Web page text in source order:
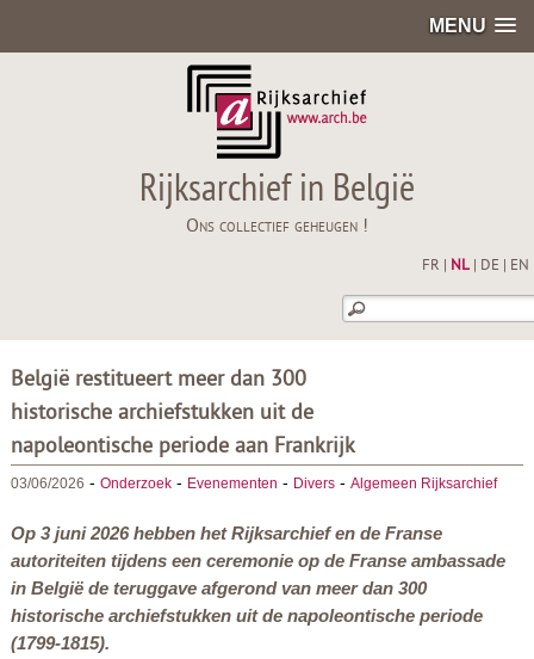
MENU
Rijksarchief in België
Ons collectief geheugen !
FR NL| DE EN
België restitueert meer dan 300
historische archiefstukken uit de
napoleontische periode aan Frankrijk
03/06/2026 - Onderzoek- Evenementen - Divers- Algemeen Rijksarchief
Op 3 juni 2026 hebben het Rijksarchief en de Franse
autoriteiten tijdens een ceremonie op de Franse ambassade
in België de teruggave afgerond van meer dan 300
historische archiefstukken uit de napoleontische periode
(1799-1815).